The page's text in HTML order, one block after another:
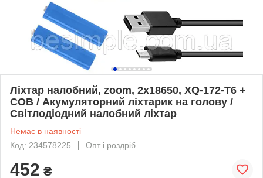
Ліхтар налобний, zoom, 2x18650, XQ-172-T6 +
COB / Акумуляторний ліхтарик на голову /
Світлодіодний налобний ліхтар
Немає в наявності
Код: 234578225
Опт і роздріб
452 ₴